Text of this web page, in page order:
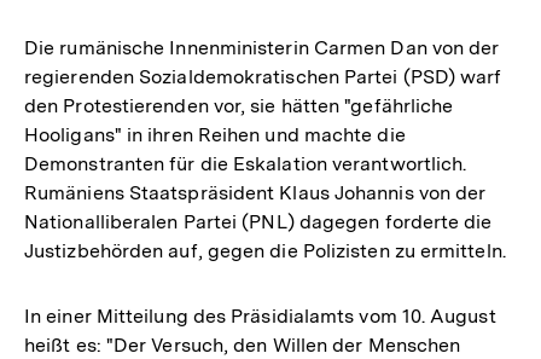
Die rumänische Innenministerin Carmen Dan von der
regierenden Sozialdemokratischen Partei (PSD) warf
den Protestierenden vor, sie hätten "gefährliche
Hooligans" in ihren Reihen und machte die
Demonstranten für die Eskalation verantwortlich.
Rumäniens Staatspräsident Klaus Johannis von der
Nationalliberalen Partei (PNL) dagegen forderte die
Justizbehörden auf, gegen die Polizisten zu ermitteln.
In einer Mitteilung des Präsidialamts vom 10. August
heißt es: "Der Versuch, den Willen der Menschen